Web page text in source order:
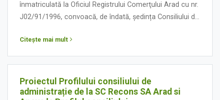
înmatriculată la Oficiul Registrului Comerţului Arad cu nr.
J02/91/1996, convoacă, de îndată, ședința Consiliului de
cu următoarea:
Citește mai mult
Proiectul Profilului consiliului de
administrație de la SC Recons SA Arad si